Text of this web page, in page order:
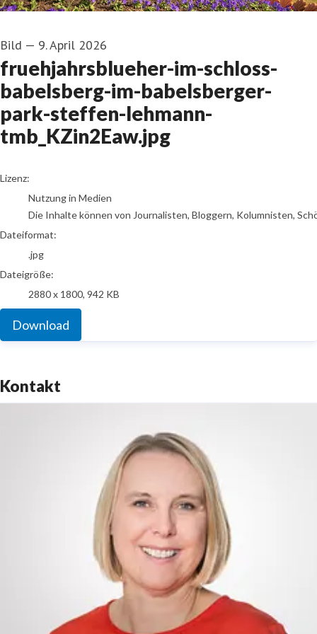
Bild — 9. April 2026
fruehjahrsblueher-im-schloss-
babelsberg-im-babelsberger-
park-steffen-lehmann-
tmb_KZin2Eaw.jpg
go to media item
Lizenz:
Nutzung in Medien
Die Inhalte können von Journalisten, Bloggern, Kolumnisten,
Dateiformat:
.jpg
Dateigröße:
2880 x 1800, 942 KB
Download
Kontakt